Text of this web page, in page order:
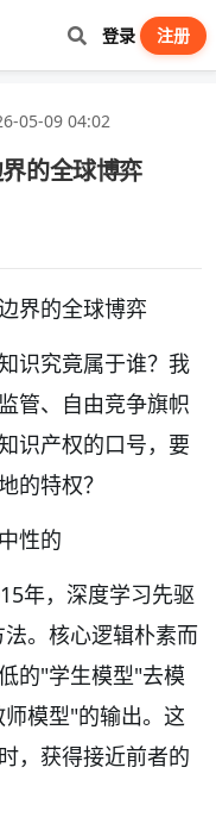
登录 注册
05-09 04:02
的全球博弈
界的全球博弈
识究竟属于谁？我
管、自由竞争旗帜
识产权的口号，要
的特权？
性的
年，深度学习先驱
。核心逻辑朴素而
的"学生模型"去模
模型"的输出。这
，获得接近前者的